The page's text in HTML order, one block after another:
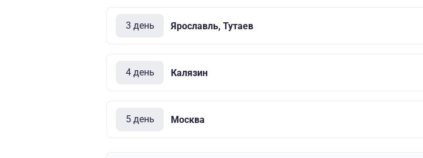
3 день Ярославль, Тутаев
4 день Калязин
5 день Москва